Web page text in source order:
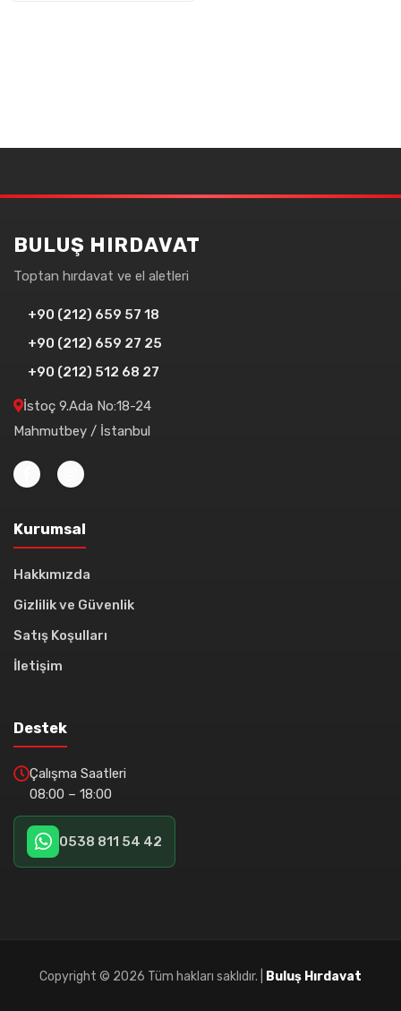
BULUŞ HIRDAVAT
Toptan hırdavat ve el aletleri
+90 (212) 659 57 18
+90 (212) 659 27 25
+90 (212) 512 68 27
İstoç 9.Ada No:18-24
Mahmutbey / İstanbul
Kurumsal
Hakkımızda
Gizlilik ve Güvenlik
Satış Koşulları
İletişim
Destek
Çalışma Saatleri
08:00 – 18:00
0538 811 54 42
Copyright © 2026 Tüm hakları saklıdır. | Buluş Hırdavat